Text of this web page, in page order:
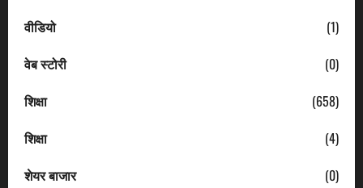
वीडियो
(1)
वेब स्टोरी
(0)
शिक्षा
(658)
शिक्षा
(4)
शेयर बाजार
(0)